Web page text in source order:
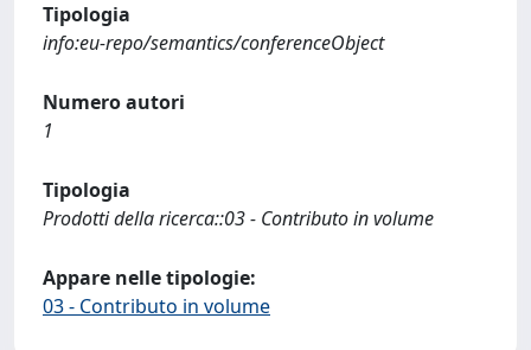
Tipologia
info:eu-repo/semantics/conferenceObject
Numero autori
1
Tipologia
Prodotti della ricerca::03 - Contributo in volume
Appare nelle tipologie:
03 - Contributo in volume